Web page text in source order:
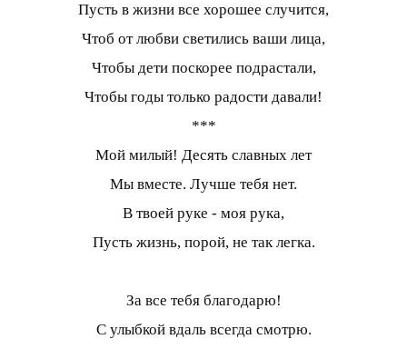
Пусть в жизни все хорошее случится,
Чтоб от любви светились ваши лица,
Чтобы дети поскорее подрастали,
Чтобы годы только радости давали!
***
Мой милый! Десять славных лет
Мы вместе. Лучше тебя нет.
В твоей руке - моя рука,
Пусть жизнь, порой, не так легка.
За все тебя благодарю!
С улыбкой вдаль всегда смотрю.